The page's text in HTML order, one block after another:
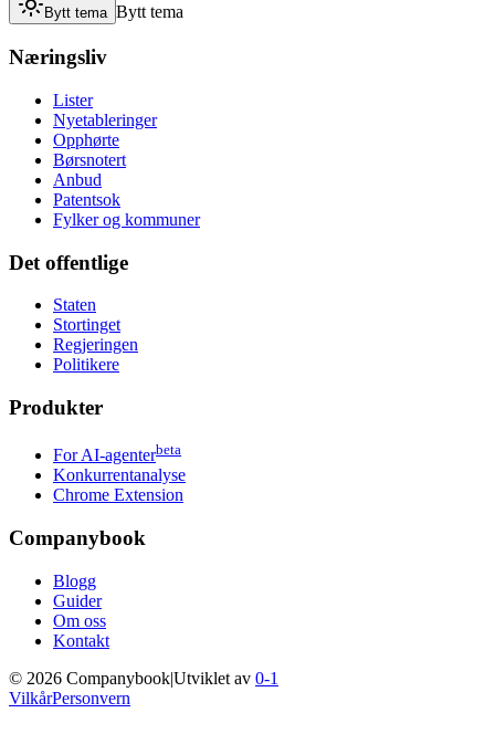
Bytt tema Bytt tema
Næringsliv
Lister
Nyetableringer
Opphørte
Børsnotert
Anbud
Patentsok
Fylker og kommuner
Det offentlige
Staten
Stortinget
Regjeringen
Politikere
Produkter
For AI-agenterbeta
Konkurrentanalyse
Chrome Extension
Companybook
Blogg
Guider
Om oss
Kontakt
© 2026 Companybook|Utviklet av 0-1
VilkårPersonvern